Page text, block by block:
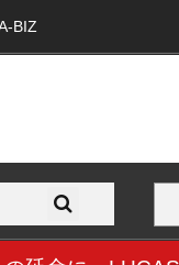
BIZ